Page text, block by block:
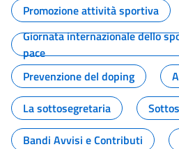
Promozione attività sportiva
Giornata internazionale dello
pace
Prevenzione del doping
La sottosegretaria
Bandi Avvisi e Contributi